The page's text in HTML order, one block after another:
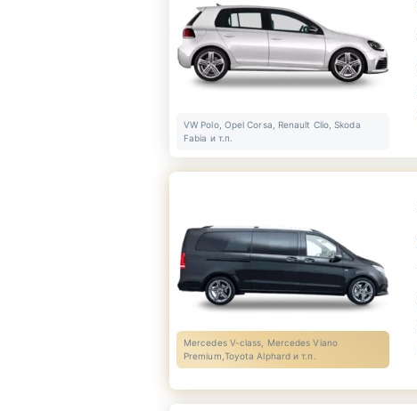
VW Polo, Opel Corsa, Renault Clio, Skoda
Fabia и т.п.
Mercedes V-class, Mercedes Viano
Premium,Toyota Alphard и т.п.